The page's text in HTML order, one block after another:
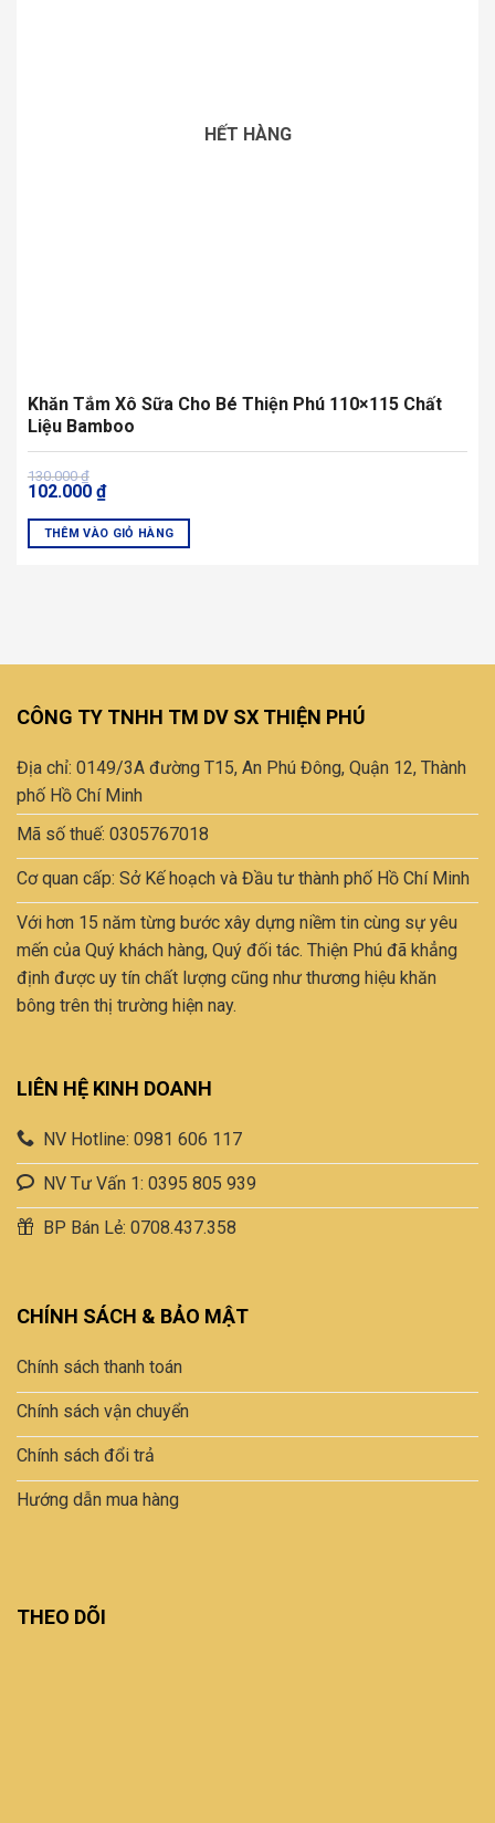
HẾT HÀNG
Khăn Tắm Xô Sữa Cho Bé Thiện Phú 110×115 Chất
Liệu Bamboo
130.000₫
Giá
gốc
130.000 ₫.
102.000 ₫
Giá
hiện
102.000 ₫.
THÊM VÀO GIỎ HÀNG
CÔNG TY TNHH TM DV SX THIỆN PHÚ
Địa chỉ: 0149/3A đường T15, An Phú Đông, Quận 12, Thành
phố Hồ Chí Minh
Mã số thuế: 0305767018
Cơ quan cấp: Sở Kế hoạch và Đầu tư thành phố Hồ Chí Minh
Với hơn 15 năm từng bước xây dựng niềm tin cùng sự yêu
mến của Quý khách hàng, Quý đối tác. Thiện Phú đã khẳng
định được uy tín chất lượng cũng như thương hiệu khăn
bông trên thị trường hiện nay.
LIÊN HỆ KINH DOANH
NV Hotline: 0981 606 117
NV Tư Vấn 1: 0395 805 939
BP Bán Lẻ: 0708.437.358
CHÍNH SÁCH & BẢO MẬT
Chính sách thanh toán
Chính sách vận chuyển
Chính sách đổi trả
Hướng dẫn mua hàng
THEO DÕI